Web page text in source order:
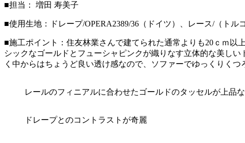
■担当： 増田 寿美子
■使用生地：ドレープ/OPERA2389/36（ドイツ）、レース/（トルコ
■施工ポイント：住友林業さんで建てられた通常よりも20ｃｍ以
シックなゴールドとフューシャピンクが織りなす立体的な美し
く中からはちょうど良い透け感なので、ソファーでゆっくりくつ
レールのフィニアルに合わせたゴールドのタッセルが上品
ドレープとのコントラストが奇麗